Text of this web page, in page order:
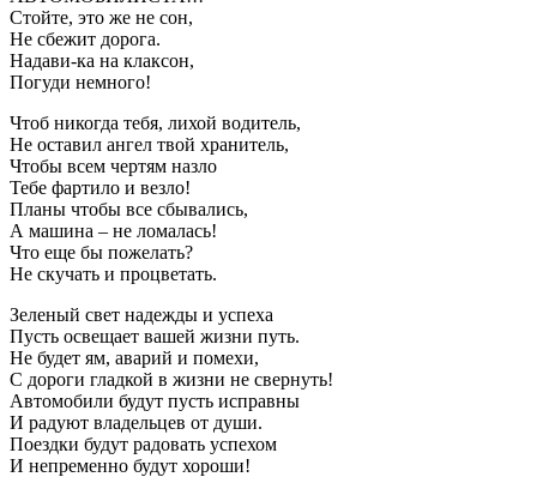
Стойте, это же не сон,
Не сбежит дорога.
Надави-ка на клаксон,
Погуди немного!
Чтоб никогда тебя, лихой водитель,
Не оставил ангел твой хранитель,
Чтобы всем чертям назло
Тебе фартило и везло!
Планы чтобы все сбывались,
А машина – не ломалась!
Что еще бы пожелать?
Не скучать и процветать.
Зеленый свет надежды и успеха
Пусть освещает вашей жизни путь.
Не будет ям, аварий и помехи,
С дороги гладкой в жизни не свернуть!
Автомобили будут пусть исправны
И радуют владельцев от души.
Поездки будут радовать успехом
И непременно будут хороши!